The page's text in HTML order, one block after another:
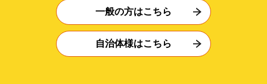
一般の方はこちら
自治体様はこちら